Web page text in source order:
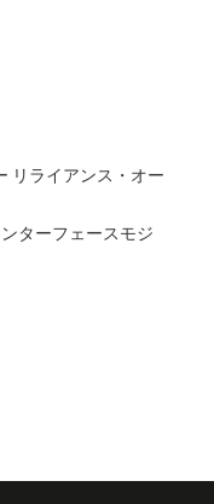
リライアンス・オー
ターフェースモジ